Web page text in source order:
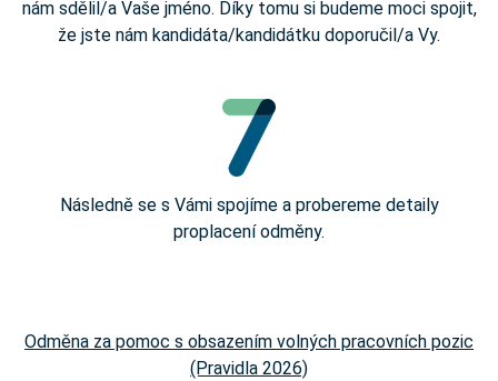
nám sdělil/a Vaše jméno. Díky tomu si budeme moci spojit,
že jste nám kandidáta/kandidátku doporučil/a Vy.
Následně se s Vámi spojíme a probereme detaily
proplacení odměny.
Odměna za pomoc s obsazením volných pracovních pozic
(Pravidla 2026)